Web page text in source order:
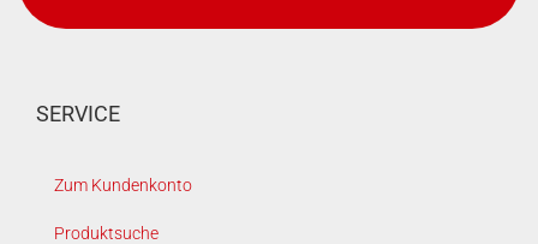
SERVICE
Zum Kundenkonto
Produktsuche